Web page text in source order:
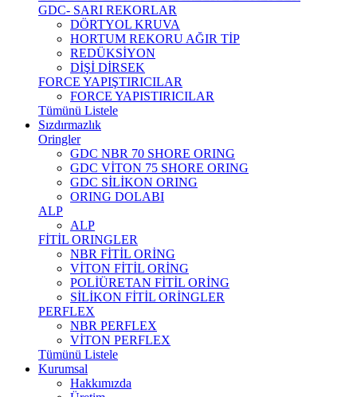
GDC- SARI REKORLAR
DÖRTYOL KRUVA
HORTUM REKORU AĞIR TİP
REDÜKSİYON
DİŞİ DİRSEK
FORCE YAPIŞTIRICILAR
FORCE YAPISTIRICILAR
Tümünü Listele
Sızdırmazlık
Oringler
GDC NBR 70 SHORE ORING
GDC VİTON 75 SHORE ORING
GDC SİLİKON ORING
ORING DOLABI
ALP
ALP
FİTİL ORINGLER
NBR FİTİL ORİNG
VİTON FİTİL ORİNG
POLİÜRETAN FİTİL ORİNG
SİLİKON FİTİL ORİNGLER
PERFLEX
NBR PERFLEX
VİTON PERFLEX
Tümünü Listele
Kurumsal
Hakkımızda